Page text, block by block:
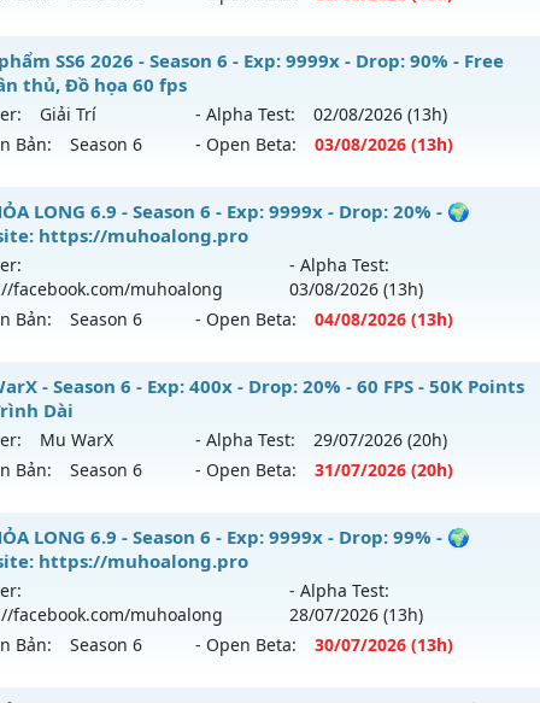
Mu Nguyên bản Webzen
XTEAM
Thái Dương SS6 - Cày cuốc miễn phí, Boss liên tục, sự
quà nạp
ra tháng 08 2026 - Mở máy chủ Thái Dương Clasic
Reset In Game
Mu Nguyên bản Webzen
VIP SHIELD
SS6 2026 - Season 6 - Exp: 9999x - Drop: 90% - Free
thủ, Đồ họa 60 fps
Giải Trí - Alpha Test: 02/08/2026 (13h)
Bản:
Season 6 - Open Beta: 03/08/2026 (13h)
phẩm SS6 2026 - Free set tân thủ, Đồ họa 60 fps
mới ra tháng 08 2026 - Mở máy chủ
Giải Trí
9999x - Drop: 90%
loại: Mu Bán Đồ Full Trong Shop
Anti Phoenix
LONG 6.9 - Season 6 - Exp: 9999x - Drop: 20% - 🌍
https://muhoalong.pro
facebook.com/muhoalong
- Alpha Test:
03/08/2026 (13h)
Bản:
Season 6 - Open Beta: 04/08/2026 (13h)
LONG 6.9 - 🌍 Website: https://muhoalong.pro
ra tháng 08 2026 - Mở máy chủ https://facebook.com/
04/08/2626
Non Reset
Mu Nguyên bản Webzen
XShield
- Season 6 - Exp: 400x - Drop: 20% - 60 FPS - 50K Points
Dài
Mu WarX - Alpha Test: 29/07/2026 (20h)
Bản:
Season 6 - Open Beta: 31/07/2026 (20h)
WarX - 60 FPS - 50K Points - Lộ Trình Dài
mới ra tháng 07 2026 - Mở máy chủ
Mu WarX
400x - Drop: 20%
LONG 6.9 - Season 6 - Exp: 9999x - Drop: 99% - 🌍
https://muhoalong.pro
facebook.com/muhoalong
- Alpha Test:
28/07/2026 (13h)
Bản:
Season 6 - Open Beta: 30/07/2026 (13h)